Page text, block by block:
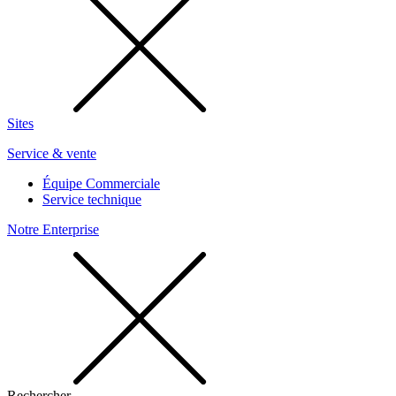
Sites
Service & vente
Équipe Commerciale
Service technique
Notre Enterprise